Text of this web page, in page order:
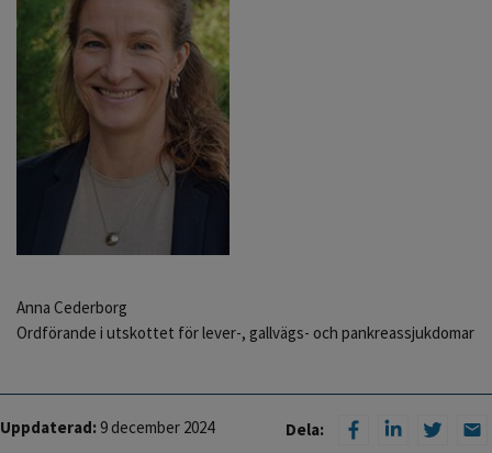
Anna Cederborg
Ordförande i utskottet för lever-, gallvägs- och pankreassjukdomar
Uppdaterad:9 december 2024 Dela: